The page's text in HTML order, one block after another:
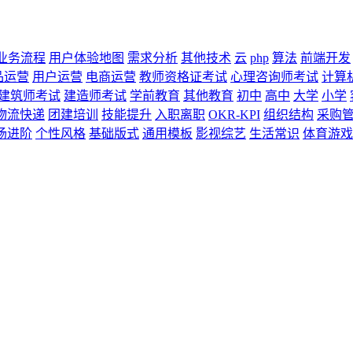
务流程 用户体验地图 需求分析 其他技术 云 php 算法 前端开发
运营 用户运营 电商运营 教师资格证考试 心理咨询师考试 计算
筑师考试 建造师考试 学前教育 其他教育 初中 高中 大学 小学
流快递 团建培训 技能提升 入职离职 OKR-KPI 组织结构 采购
进阶 个性风格 基础版式 通用模板 影视综艺 生活常识 体育游戏